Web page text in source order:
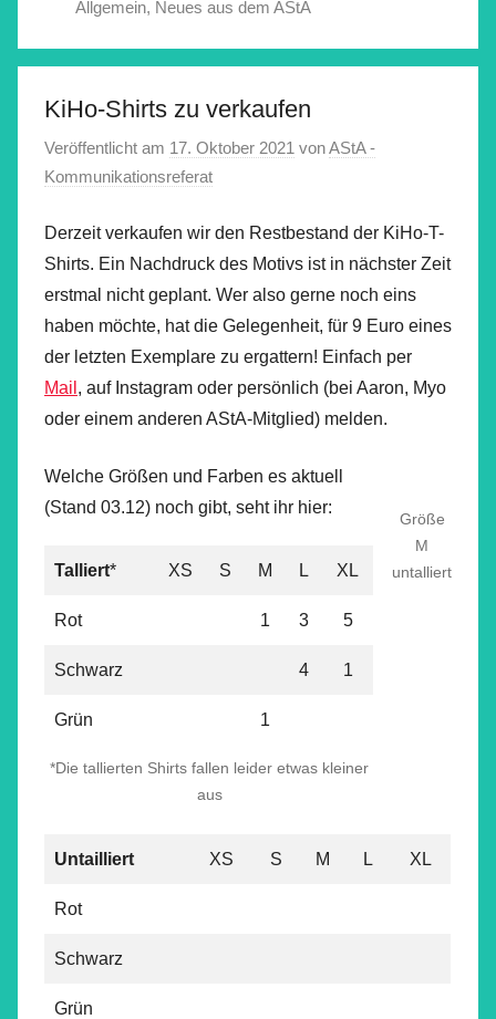
Allgemein, Neues aus dem AStA
KiHo-Shirts zu verkaufen
Veröffentlicht am 17. Oktober 2021 vonAStA -
Kommunikationsreferat
Derzeit verkaufen wir den Restbestand der KiHo-T-
Shirts. Ein Nachdruck des Motivs ist in nächster Zeit
erstmal nicht geplant. Wer also gerne noch eins
haben möchte, hat die Gelegenheit, für 9 Euro eines
der letzten Exemplare zu ergattern! Einfach per
Mail , auf Instagram oder persönlich (bei Aaron, Myo
oder einem anderen AStA-Mitglied) melden.
Größe
M
untalliert
Welche Größen und Farben es aktuell
(Stand 03.12) noch gibt, seht ihr hier:
Talliert* XS S M L XL
Rot 1 3 5
Schwarz 4 1
Grün 1
*Die tallierten Shirts fallen leider etwas kleiner
aus
Untailliert XS S M L XL
Rot
Schwarz
Grün